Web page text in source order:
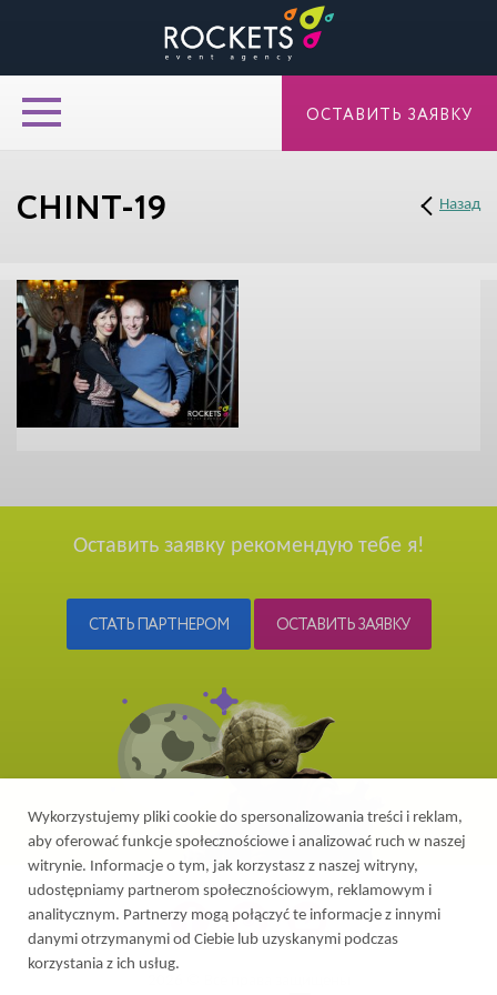
CHINT-19 Назад
Оставить заявку рекомендую тебе я!
СТАТЬ ПАРТНЕРОМ ОСТАВИТЬ ЗАЯВКУ
ОСТАВИТЬ ЗАЯВКУ
Wykorzystujemy pliki cookie do spersonalizowania treści i reklam,
aby oferować funkcje społecznościowe i analizować ruch w naszej
witrynie. Informacje o tym, jak korzystasz z naszej witryny,
udostępniamy partnerom społecznościowym, reklamowym i
analitycznym. Partnerzy mogą połączyć te informacje z innymi
danymi otrzymanymi od Ciebie lub uzyskanymi podczas
korzystania z ich usług.